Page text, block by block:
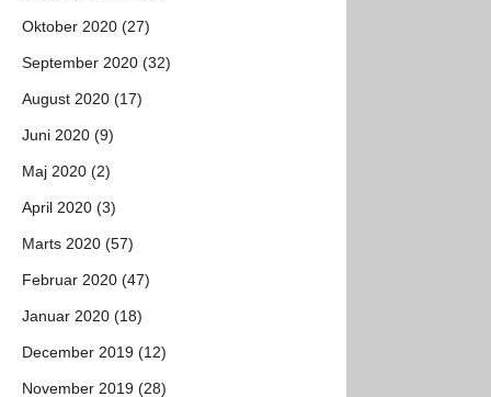
Oktober 2020 (27)
September 2020 (32)
August 2020 (17)
Juni 2020 (9)
Maj 2020 (2)
April 2020 (3)
Marts 2020 (57)
Februar 2020 (47)
Januar 2020 (18)
December 2019 (12)
November 2019 (28)